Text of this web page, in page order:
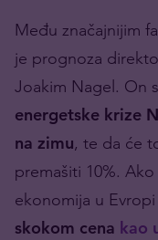
Među značajnijim
je prognoza
Joakim Nagel. On
energetske krize
na zimu, te da će
premašiti 10%.
ekonomija u Evropi
skokom cena kao